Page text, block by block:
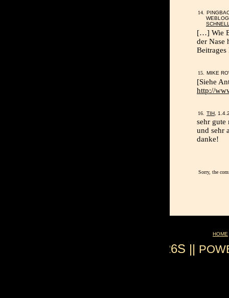
[…] Wie
der Nase
MIKE
[Siehe
http://
TIH ,
sehr gute
und sehr
danke!
Sorry, the
HOME
0.026S ||